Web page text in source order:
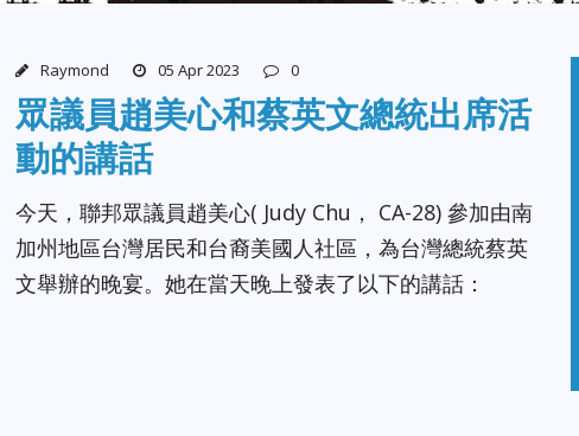
Raymond 05 Apr 2023 0
眾議員趙美心和蔡英文總統出席活
動的講話
今天，聯邦眾議員趙美心( Judy Chu， CA-28) 參加由南
加州地區台灣居民和台裔美國人社區，為台灣總統蔡英
文舉辦的晚宴。她在當天晚上發表了以下的講話：